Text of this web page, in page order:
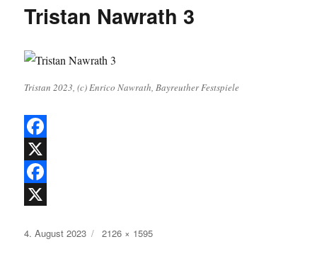
Tristan Nawrath 3
Tristan 2023, (c) Enrico Nawrath, Bayreuther Festspiele
F
a
c
b
X
F
c
Veröffentlicht
4. August 2023 Originalgröße
2126 × 1595